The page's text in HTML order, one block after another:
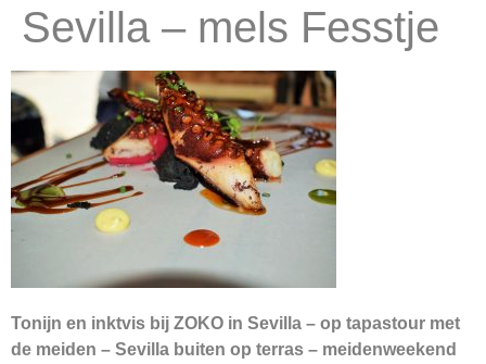
Sevilla – mels Fesstje
Tonijn en inktvis bij ZOKO in Sevilla – op tapastour met
de meiden – Sevilla buiten op terras – meidenweekend